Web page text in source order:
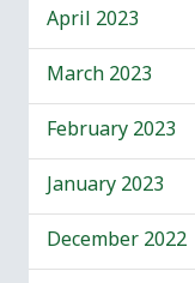
April 2023
March 2023
February 2023
January 2023
December 2022